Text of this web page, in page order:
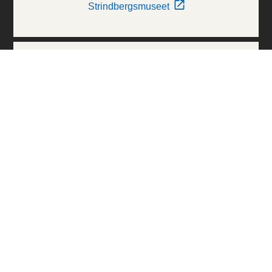
Strindbergsmuseet